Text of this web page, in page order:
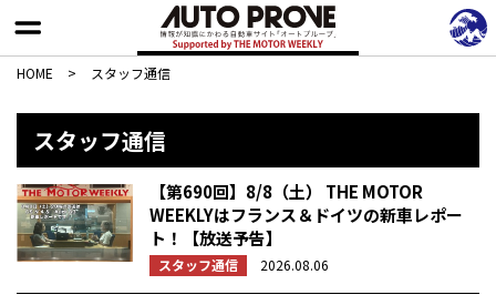
HOME > スタッフ通信
スタッフ通信
【第690回】8/8（土） THE MOTOR
WEEKLYはフランス＆ドイツの新車レポー
ト！【放送予告】
スタッフ通信 2026.08.06